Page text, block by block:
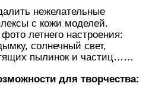
нежелательные
с кожи моделей.
летнего настроения:
солнечный свет,
пылинок и частиц……
для творчества: